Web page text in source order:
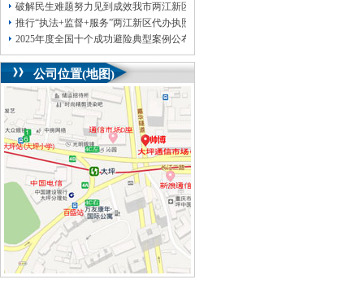
破解民生难题努力见到成效我市两江新区开公司各区县持续深入开展树立和践行
推行“执法+监督+服务”两江新区代办执照一体化新模式重庆“生态蓝”守护巴山渝
2025年度全国十个成功避险典型案例公布重庆两江新区办执照上榜
公司位置(地图)